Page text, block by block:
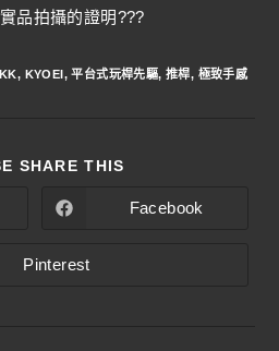
品拍攝的證明???
KK, KYOEI, 平台式玩桿先驅, 推桿, 極致手感
SHARE THIS
Facebook
Pinterest